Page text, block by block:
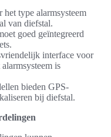
het type alarmsysteem
van diefstal.
goed geïntegreerd
interface voor
is
bieden GPS-
bij diefstal.